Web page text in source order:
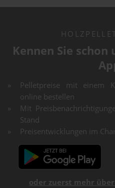
Kennen Sie
Pelletpreise mit einem
online bestellen
Mit
Stand
Preisentwicklungen im
oder zuerst mehr